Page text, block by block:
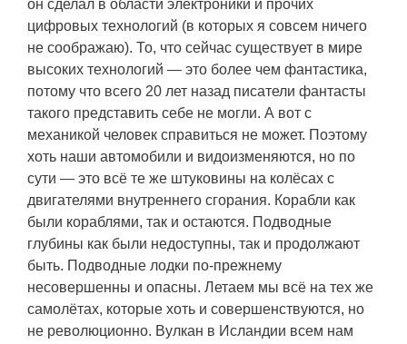
он сделал в области электроники и прочих
цифровых технологий (в которых я совсем ничего
не соображаю). То, что сейчас существует в мире
высоких технологий — это более чем фантастика,
потому что всего 20 лет назад писатели фантасты
такого представить себе не могли. А вот с
механикой человек справиться не может. Поэтому
хоть наши автомобили и видоизменяются, но по
сути — это всё те же штуковины на колёсах с
двигателями внутреннего сгорания. Корабли как
были кораблями, так и остаются. Подводные
глубины как были недоступны, так и продолжают
быть. Подводные лодки по-прежнему
несовершенны и опасны. Летаем мы всё на тех же
самолётах, которые хоть и совершенствуются, но
не революционно. Вулкан в Исландии всем нам